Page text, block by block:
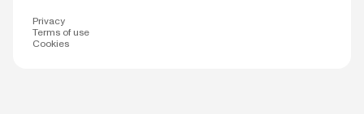
Privacy
Terms of use
Cookies